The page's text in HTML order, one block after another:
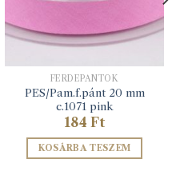
FERDEPÁNTOK
PES/Pam.f.pánt 20 mm
c.1071 pink
184 Ft
KOSÁRBA TESZEM